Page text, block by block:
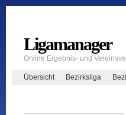
Ligamanager
Online Ergebnis- und
Übersicht Bezirksliga